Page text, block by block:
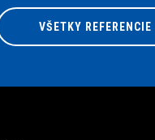
VŠETKY REFERENCIE